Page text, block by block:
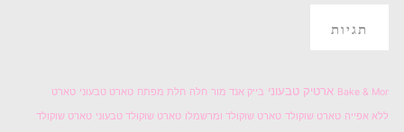
תגיות
Bake & Mor ארטיק טבעוני בייק אנד מור חלה חלת מפתח טארט טבעוני טארט
ללא אפייה טארט שוקולד טארט שוקולד ומרשמלו טארט שוקולד טבעוני טארט שוקולד